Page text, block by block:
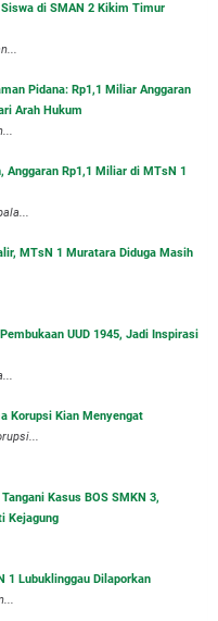
Siswa di SMAN 2 Kikim Timur
Pidana: Rp1,1 Miliar Anggaran
Arah Hukum
Anggaran Rp1,1 Miliar di MTsN 1
MTsN 1 Muratara Diduga Masih
UUD 1945, Jadi Inspirasi
Korupsi Kian Menyengat
Kasus BOS SMKN 3,
Kejagung
1 Lubuklinggau Dilaporkan